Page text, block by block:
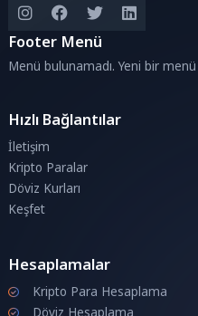
Footer Menü
Menü bulunamadı. Yeni bir
Hızlı Bağlantılar
İletişim
Kripto Paralar
Döviz Kurları
Keşfet
Hesaplamalar
Kripto Para Hesaplama